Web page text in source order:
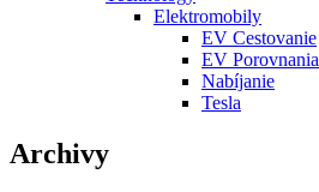
Elektromobily
EV Cestovanie
EV Porovnania
Nabíjanie
Tesla
Archivy